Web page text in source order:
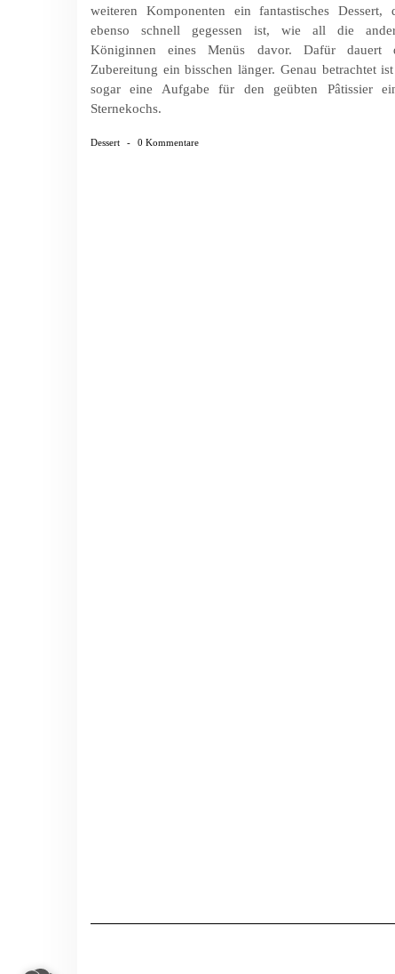
weiteren Komponenten ein fantastisches Dessert,
ebenso schnell gegessen ist, wie all die
Königinnen eines Menüs davor. Dafür dauert
Zubereitung ein bisschen länger. Genau betrachtet
sogar eine Aufgabe für den geübten Pâtissier
Sternekochs.
Dessert - 0 Kommentare